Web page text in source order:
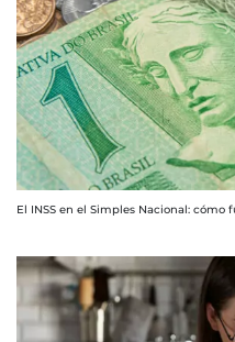
El INSS en el Simples Nacional: cómo